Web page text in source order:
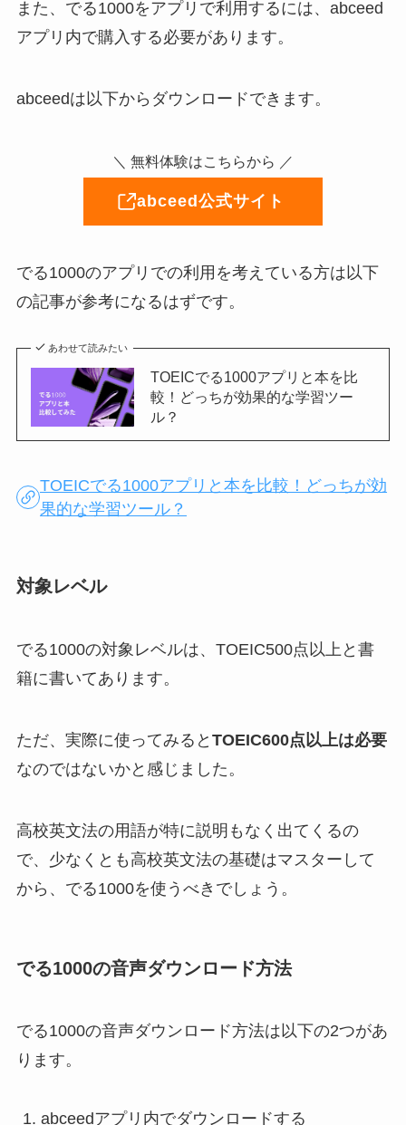
また、でる1000をアプリで利用するには、abceed
アプリ内で購入する必要があります。
abceedは以下からダウンロードできます。
＼ 無料体験はこちらから ／
abceed公式サイト
でる1000のアプリでの利用を考えている方は以下
の記事が参考になるはずです。
あわせて読みたい
TOEICでる1000アプリと本を比
較！どっちが効果的な学習ツー
ル？
TOEICでる1000アプリと本を比較！どっちが効
果的な学習ツール？
対象レベル
でる1000の対象レベルは、TOEIC500点以上と書
籍に書いてあります。
ただ、実際に使ってみると TOEIC600点以上は必要
なのではないかと感じました。
高校英文法の用語が特に説明もなく出てくるの
で、少なくとも高校英文法の基礎はマスターして
から、でる1000を使うべきでしょう。
でる1000の音声ダウンロード方法
でる1000の音声ダウンロード方法は以下の2つがあ
ります。
abceedアプリ内でダウンロードする